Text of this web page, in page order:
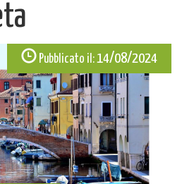
Pubblicato il:14/08/2024